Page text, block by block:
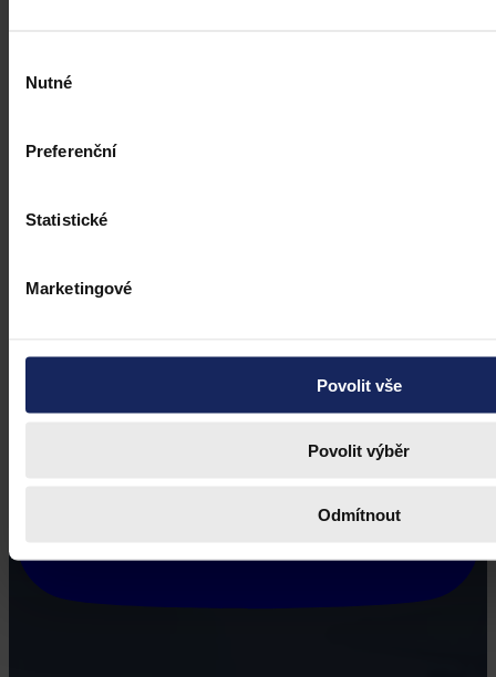
souhlasu
Nutné
Preferenční
Statistické
Marketingové
Povolit vše
Povolit výběr
Odmítnout